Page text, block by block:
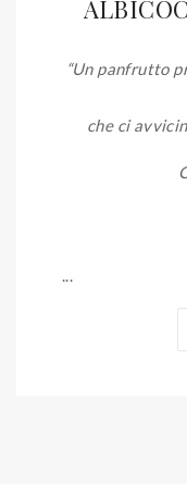
“Un panfrutto
che ci
...